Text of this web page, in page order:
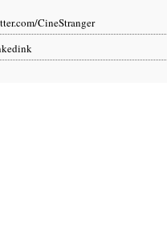
CineStranger